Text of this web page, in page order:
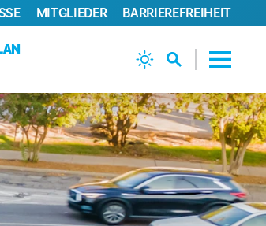
MITGLIEDER BARRIEREFREIHEIT